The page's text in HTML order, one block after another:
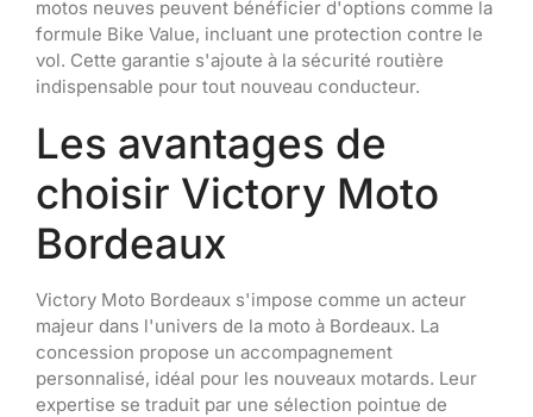
motos neuves peuvent bénéficier d'options comme la
formule Bike Value, incluant une protection contre le
vol. Cette garantie s'ajoute à la sécurité routière
indispensable pour tout nouveau conducteur.
Les avantages de
choisir Victory Moto
Bordeaux
Victory Moto Bordeaux s'impose comme un acteur
majeur dans l'univers de la moto à Bordeaux. La
concession propose un accompagnement
personnalisé, idéal pour les nouveaux motards. Leur
expertise se traduit par une sélection pointue de